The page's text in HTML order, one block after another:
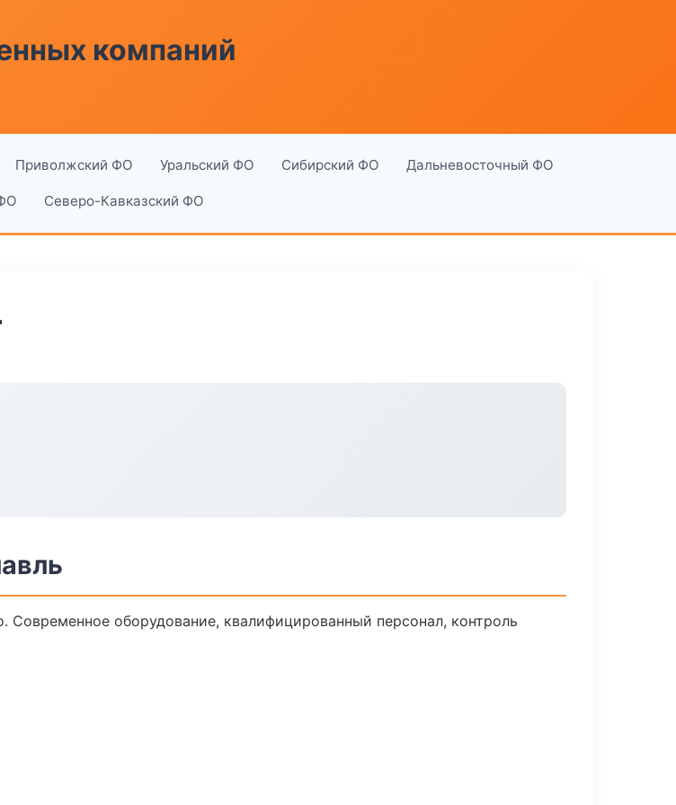
компаний
Приволжский ФО Уральский ФО Сибирский ФО Дальневосточный ФО
Северо-Кавказский ФО
оборудование, квалифицированный персонал, контроль